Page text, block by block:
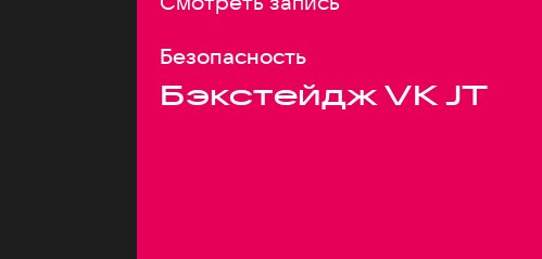
Безопасность
Бэкстейдж VK JT